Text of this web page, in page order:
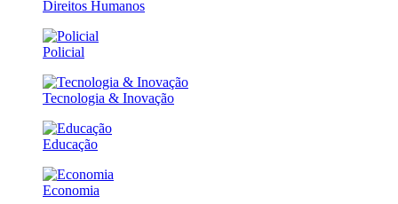
Direitos Humanos
Policial
Tecnologia & Inovação
Educação
Economia